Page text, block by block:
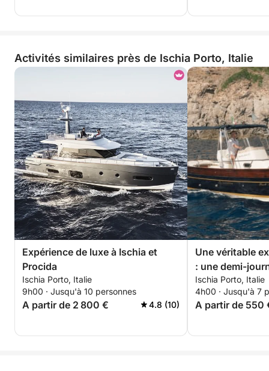
Activités similaires près de Ischia Porto, Italie
Expérience de luxe à Ischia et
Procida
Ischia Porto, Italie
9h00 · Jusqu'à 10 personnes
A partir de 2 800 € 4.8 (10)
Une véritable
: une demi-
Ischia
Ischia Porto, Italie
4h00 · Jusqu'à 7
A partir de 550